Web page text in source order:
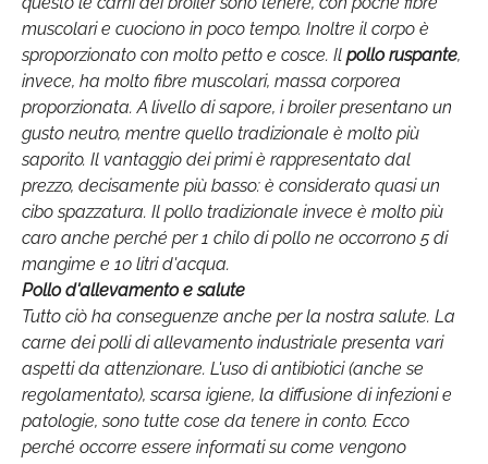
muscolari e cuociono in poco tempo. Inoltre il corpo è
sproporzionato con molto petto e cosce. Il pollo ruspante,
invece, ha molto fibre muscolari, massa corporea
proporzionata. A livello di sapore, i broiler presentano un
gusto neutro, mentre quello tradizionale è molto più
saporito. Il vantaggio dei primi è rappresentato dal
prezzo, decisamente più basso: è considerato quasi un
cibo spazzatura. Il pollo tradizionale invece è molto più
caro anche perché per 1 chilo di pollo ne occorrono 5 di
mangime e 10 litri d'acqua.
Pollo d'allevamentoe salute
Tutto ciò ha conseguenze anche per la nostra salute. La
carne dei polli di allevamento industriale presenta vari
aspetti da attenzionare. L'uso di antibiotici (anche se
regolamentato), scarsa igiene, la diffusione di infezioni e
patologie, sono tutte cose da tenere in conto. Ecco
perché occorre essere informati su come vengono